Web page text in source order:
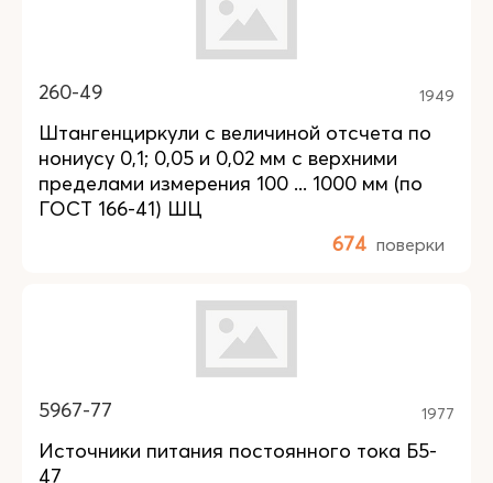
260-49 1949
Штангенциркули с величиной отсчета по
нониусу 0,1; 0,05 и 0,02 мм с верхними
пределами измерения 100 ... 1000 мм (по
ГОСТ 166-41) ШЦ
674 поверки
5967-77 1977
Источники питания постоянного тока Б5-
47